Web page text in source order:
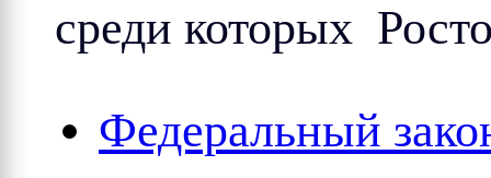
среди которых
Федеральный